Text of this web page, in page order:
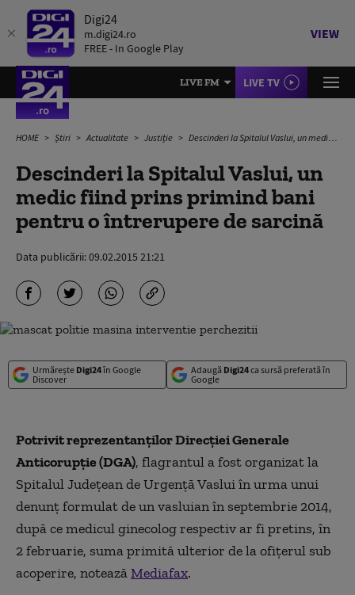
Digi24
m.digi24.ro
FREE - In Google Play
VIEW
LIVE FM LIVE TV
HOME Știri Actualitate Justiție Descinderi la Spitalul Vaslui, un medic fiind prins primind bani pentru o întrerupere de sarcină
Descinderi la Spitalul Vaslui, un
medic fiind prins primind bani
pentru o întrerupere de sarcină
Data publicării:09.02.2015 21:21
Urmărește Digi24în Google
Discover
Adaugă Digi24ca sursă preferată în
Google
Potrivit reprezentanţilor Direcţiei Generale
Anticorupţie (DGA), flagrantul a fost organizat la
Spitalul Judeţean de Urgenţă Vaslui în urma unui
denunţ formulat de un vasluian în septembrie 2014,
după ce medicul ginecolog respectiv ar fi pretins, în
2 februarie, suma primită ulterior de la ofiţerul sub
acoperire, noteazăMediafax.